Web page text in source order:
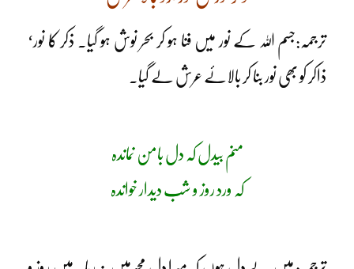
ترجمہ:جسم اللہ کے نور میں فنا ہو کر بحر نوش ہو گیا۔ ذکر کا نور‘
ذاکر کو بھی نور بنا کر بالائے عرش لے گیا۔
منم بیدل کہ دل بامن نماندہ
کہ ورد روز و شب دیدار خواندہ